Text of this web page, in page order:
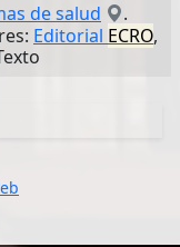
de salud
.
Editorial ECRO,